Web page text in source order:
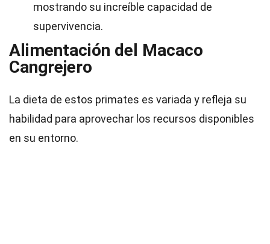
mostrando su increíble capacidad de
supervivencia.
Alimentación del Macaco
Cangrejero
La dieta de estos primates es variada y refleja su
habilidad para aprovechar los recursos disponibles
en su entorno.